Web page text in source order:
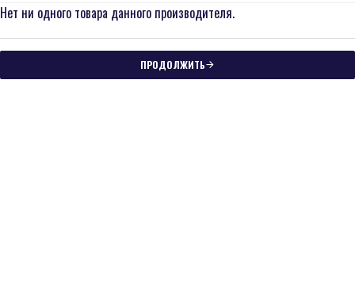
Нет ни одного товара данного производителя.
ПРОДОЛЖИТЬ